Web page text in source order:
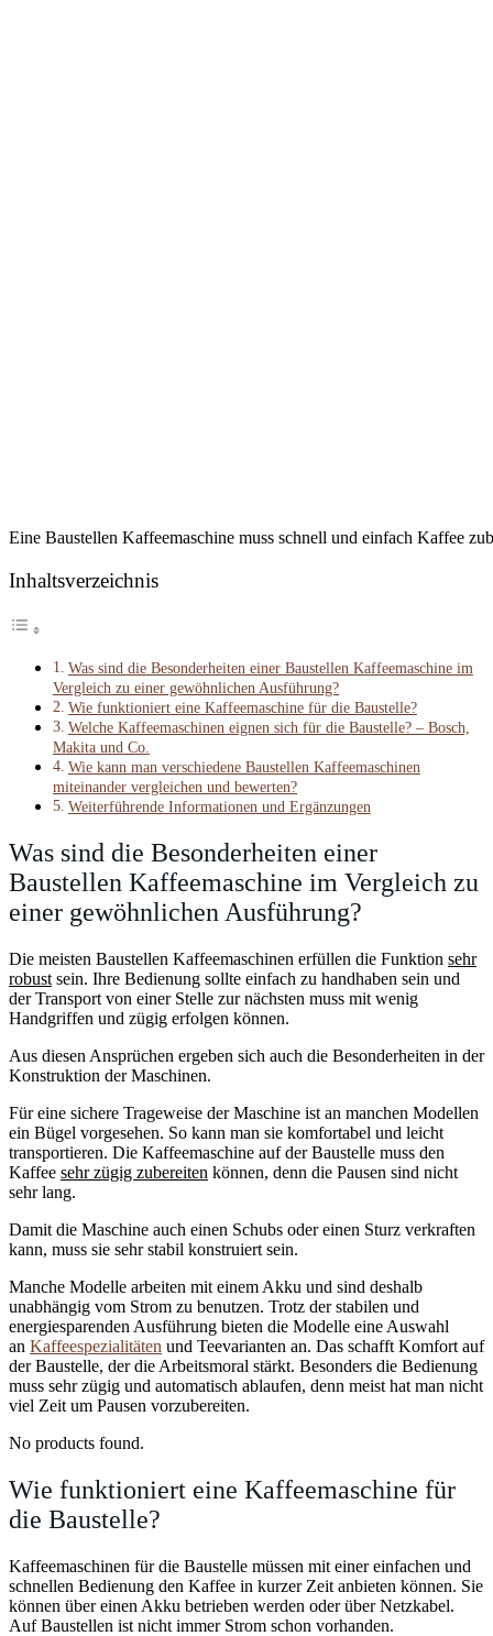
Eine Baustellen Kaffeemaschine muss schnell und einfach Kaffee
Inhaltsverzeichnis
Was sind die Besonderheiten einer Baustellen Kaffeemaschine im
Vergleich zu einer gewöhnlichen Ausführung?
Wie funktioniert eine Kaffeemaschine für die Baustelle?
Welche Kaffeemaschinen eignen sich für die Baustelle? – Bosch,
Makita und Co.
Wie kann man verschiedene Baustellen Kaffeemaschinen
miteinander vergleichen und bewerten?
Weiterführende Informationen und Ergänzungen
Was sind die Besonderheiten einer
Baustellen Kaffeemaschine im Vergleich zu
einer gewöhnlichen Ausführung?
Die meisten Baustellen Kaffeemaschinen erfüllen die Funktion sehr
robust sein. Ihre Bedienung sollte einfach zu handhaben sein und
der Transport von einer Stelle zur nächsten muss mit wenig
Handgriffen und zügig erfolgen können.
Aus diesen Ansprüchen ergeben sich auch die Besonderheiten in der
Konstruktion der Maschinen.
Für eine sichere Trageweise der Maschine ist an manchen Modellen
ein Bügel vorgesehen. So kann man sie komfortabel und leicht
transportieren. Die Kaffeemaschine auf der Baustelle muss den
Kaffee sehr zügig zubereiten können, denn die Pausen sind nicht
sehr lang.
Damit die Maschine auch einen Schubs oder einen Sturz verkraften
kann, muss sie sehr stabil konstruiert sein.
Manche Modelle arbeiten mit einem Akku und sind deshalb
unabhängig vom Strom zu benutzen. Trotz der stabilen und
energiesparenden Ausführung bieten die Modelle eine Auswahl
an Kaffeespezialitäten und Teevarianten an. Das schafft Komfort auf
der Baustelle, der die Arbeitsmoral stärkt. Besonders die Bedienung
muss sehr zügig und automatisch ablaufen, denn meist hat man nicht
viel Zeit um Pausen vorzubereiten.
No products found.
Wie funktioniert eine Kaffeemaschine für
die Baustelle?
Kaffeemaschinen für die Baustelle müssen mit einer einfachen und
schnellen Bedienung den Kaffee in kurzer Zeit anbieten können. Sie
können über einen Akku betrieben werden oder über Netzkabel.
Auf Baustellen ist nicht immer Strom schon vorhanden.